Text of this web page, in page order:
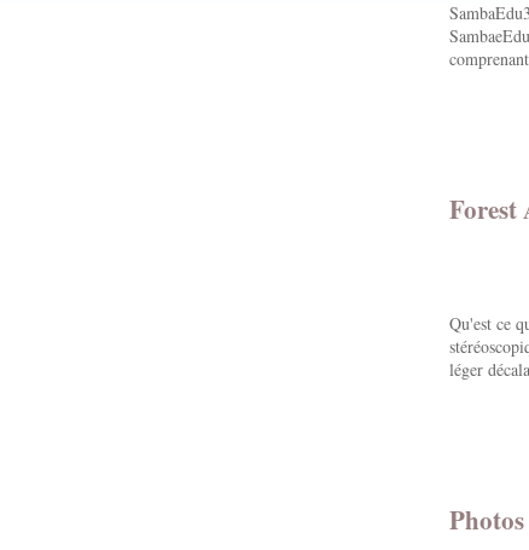
Forest
Qu'est ce
léger